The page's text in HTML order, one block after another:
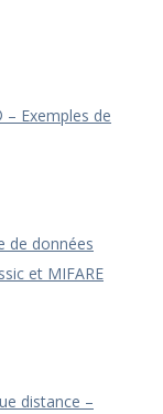
– Exemples de
de données
et MIFARE
distance –